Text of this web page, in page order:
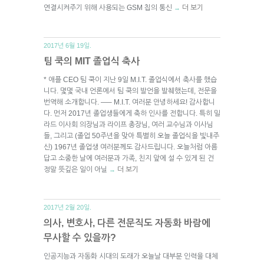
연결시켜주기 위해 사용되는 GSM 칩의 통신 → 더 보기
2017년 6월 19일.
팀 쿡의 MIT 졸업식 축사
* 애플 CEO 팀 쿡이 지난 9일 M.I.T. 졸업식에서 축사를 했습
니다. 몇몇 국내 언론에서 팀 쿡의 발언을 발췌했는데, 전문을
번역해 소개합니다. —– M.I.T. 여러분 안녕하세요! 감사합니
다. 먼저 2017년 졸업생들에게 축하 인사를 전합니다. 특히 밀
라드 이사회 의장님과 라이프 총장님, 여러 교수님과 이사님
들, 그리고 (졸업 50주년을 맞아 특별히 오늘 졸업식을 빛내주
신) 1967년 졸업생 여러분께도 감사드립니다. 오늘처럼 아름
답고 소중한 날에 여러분과 가족, 친지 앞에 설 수 있게 된 건
정말 뜻깊은 일이 아닐 → 더 보기
2017년 2월 20일.
의사, 변호사, 다른 전문직도 자동화 바람에
무사할 수 있을까?
인공지능과 자동화 시대의 도래가 오늘날 대부분 인력을 대체